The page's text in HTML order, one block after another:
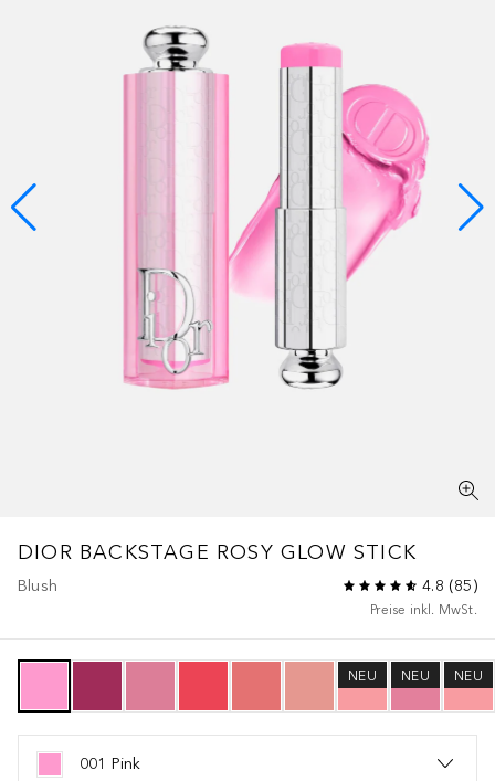
DIOR BACKSTAGE ROSY GLOW STICK
Blush 4.8 (85)
Preise inkl. MwSt.
NEU NEU NEU
001 Pink